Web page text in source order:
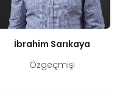
İbrahim Sarıkaya
Özgeçmişi